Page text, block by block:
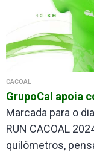
CACOAL
GrupoCal apoia
Marcada para o
RUN CACOAL
quilômetros,